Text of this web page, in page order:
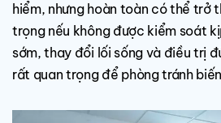
hiểm, nhưng hoàn toàn có thể trở
trọng nếu không được kiểm soát
sớm, thay đổi lối sống và điều trị
rất quan trọng để phòng tránh